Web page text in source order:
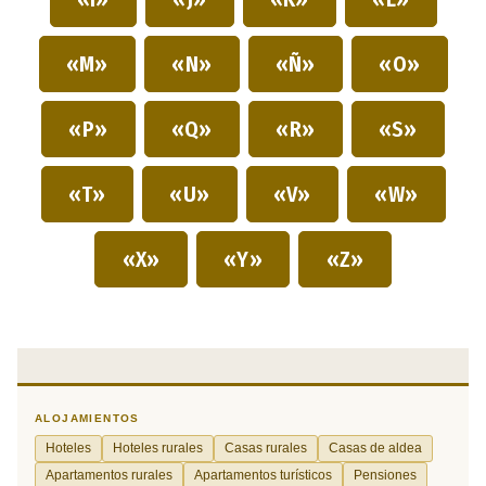
«M» «N» «Ñ» «O»
«P» «Q» «R» «S»
«T» «U» «V» «W»
«X» «Y» «Z»